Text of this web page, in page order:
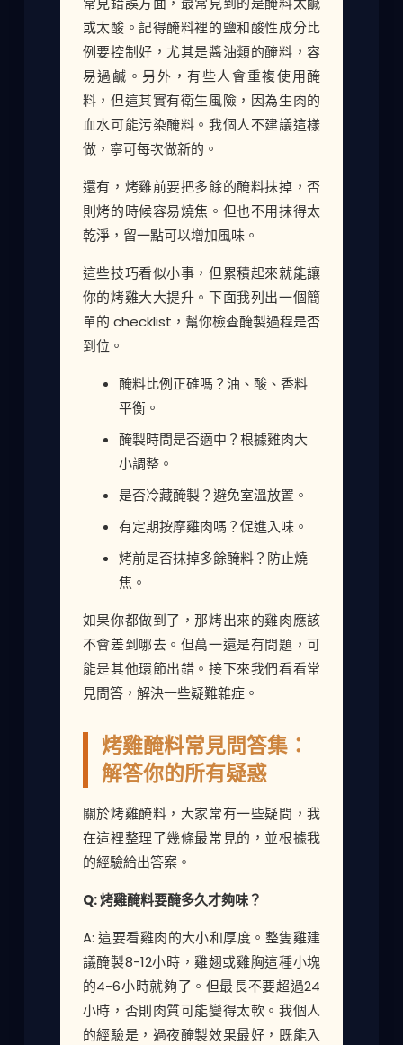
或太酸。記得醃料裡的鹽和酸性成分比
例要控制好，尤其是醬油類的醃料，容
易過鹹。另外，有些人會重複使用醃
料，但這其實有衛生風險，因為生肉的
血水可能污染醃料。我個人不建議這樣
做，寧可每次做新的。
還有，烤雞前要把多餘的醃料抹掉，否
則烤的時候容易燒焦。但也不用抹得太
乾淨，留一點可以增加風味。
這些技巧看似小事，但累積起來就能讓
你的烤雞大大提升。下面我列出一個簡
單的 checklist，幫你檢查醃製過程是否
到位。
醃料比例正確嗎？油、酸、香料
平衡。
醃製時間是否適中？根據雞肉大
小調整。
是否冷藏醃製？避免室溫放置。
有定期按摩雞肉嗎？促進入味。
烤前是否抹掉多餘醃料？防止燒
焦。
如果你都做到了，那烤出來的雞肉應該
不會差到哪去。但萬一還是有問題，可
能是其他環節出錯。接下來我們看看常
見問答，解決一些疑難雜症。
烤雞醃料常見問答集：
解答你的所有疑惑
關於烤雞醃料，大家常有一些疑問，我
在這裡整理了幾條最常見的，並根據我
的經驗給出答案。
Q: 烤雞醃料要醃多久才夠味？
A: 這要看雞肉的大小和厚度。整隻雞建
議醃製8-12小時，雞翅或雞胸這種小塊
的4-6小時就夠了。但最長不要超過24
小時，否則肉質可能變得太軟。我個人
的經驗是，過夜醃製效果最好，既能入